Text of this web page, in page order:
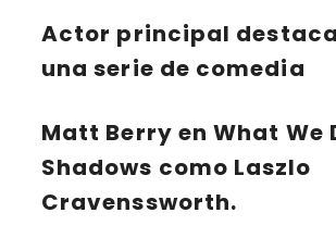
Actor principal
una serie de comedia
Matt Berry enWhat We
Shadows como Laszlo
Cravenssworth.